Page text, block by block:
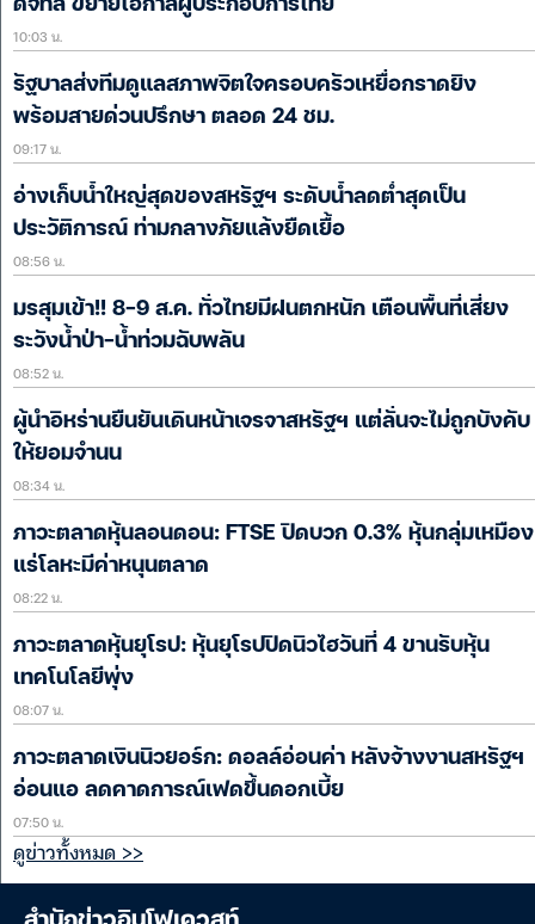
ดิจิทัล ขยายโอกาสผู้ประกอบการไทย
10:03 น.
รัฐบาลส่งทีมดูแลสภาพจิตใจครอบครัวเหยื่อกราดยิง
พร้อมสายด่วนปรึกษา ตลอด 24 ชม.
09:17 น.
อ่างเก็บน้ำใหญ่สุดของสหรัฐฯ ระดับน้ำลดต่ำสุดเป็น
ประวัติการณ์ ท่ามกลางภัยแล้งยืดเยื้อ
08:56 น.
มรสุมเข้า!! 8-9 ส.ค. ทั่วไทยมีฝนตกหนัก เตือนพื้นที่เสี่ยง
ระวังน้ำป่า-น้ำท่วมฉับพลัน
08:52 น.
ผู้นำอิหร่านยืนยันเดินหน้าเจรจาสหรัฐฯ แต่ลั่นจะไม่ถูกบังคับ
ให้ยอมจำนน
08:34 น.
ภาวะตลาดหุ้นลอนดอน: FTSE ปิดบวก 0.3% หุ้นกลุ่มเหมือง
แร่โลหะมีค่าหนุนตลาด
08:22 น.
ภาวะตลาดหุ้นยุโรป: หุ้นยุโรปปิดนิวไฮวันที่ 4 ขานรับหุ้น
เทคโนโลยีพุ่ง
08:07 น.
ภาวะตลาดเงินนิวยอร์ก: ดอลล์อ่อนค่า หลังจ้างงานสหรัฐฯ
อ่อนแอ ลดคาดการณ์เฟดขึ้นดอกเบี้ย
07:50 น.
ดูข่าวทั้งหมด >>